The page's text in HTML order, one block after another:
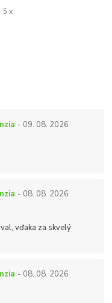
5 x
- 09. 08. 2026
- 08. 08. 2026
vďaka za skvelý
- 08. 08. 2026